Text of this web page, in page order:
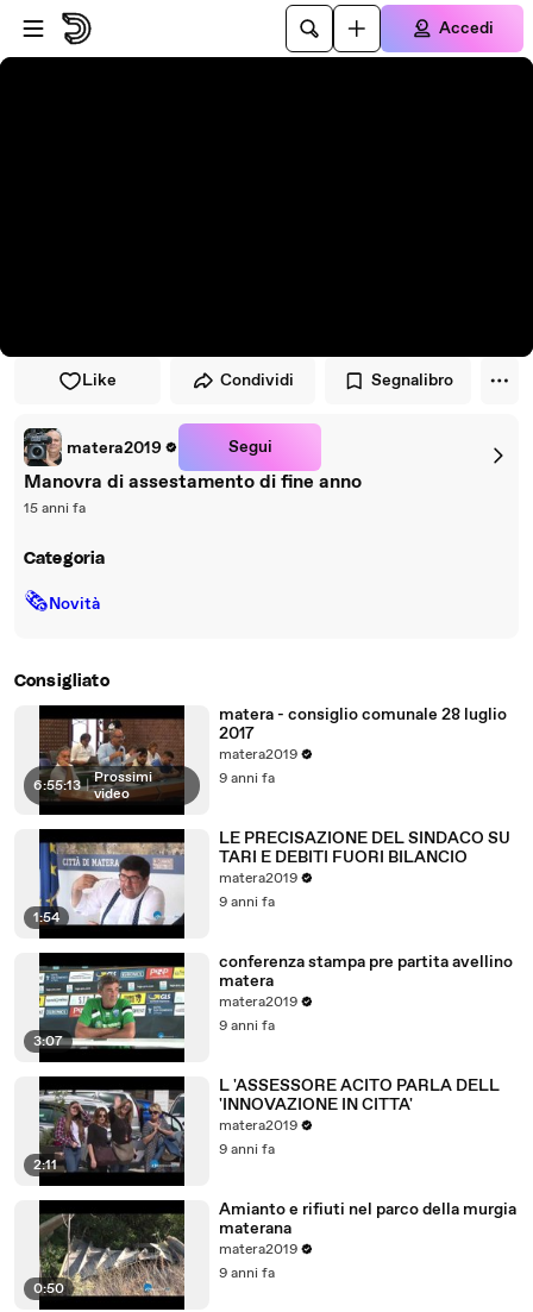
Vai al lettore
Passa al contenuto principale
Accedi
Like Condividi Segnalibro
matera2019 Segui
Manovra di assestamento di fine anno
15 anni fa
Categoria
🗞Novità
Consigliato
6:55:13 | Prossimi
video
matera - consiglio comunale 28 luglio
2017
matera2019
9 anni fa
1:54
LE PRECISAZIONE DEL SINDACO SU
TARI E DEBITI FUORI BILANCIO
matera2019
9 anni fa
3:07
conferenza stampa pre partita avellino
matera
matera2019
9 anni fa
2:11
L 'ASSESSORE ACITO PARLA DELL
'INNOVAZIONE IN CITTA'
matera2019
9 anni fa
0:50
Amianto e rifiuti nel parco della murgia
materana
matera2019
9 anni fa